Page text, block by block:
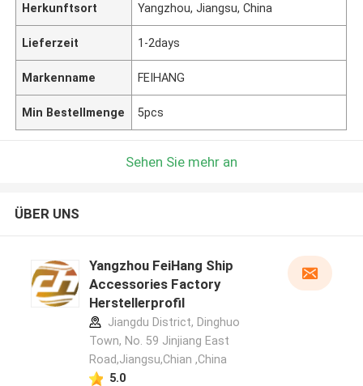
Herkunftsort Yangzhou, Jiangsu, China
Lieferzeit 1-2days
Markenname FEIHANG
Min Bestellmenge 5pcs
Sehen Sie mehr an
ÜBER UNS
Yangzhou FeiHang Ship
Accessories Factory
Herstellerprofil
Jiangdu District, Dinghuo
Town, No. 59 Jinjiang East
Road,Jiangsu,Chian ,China
5.0